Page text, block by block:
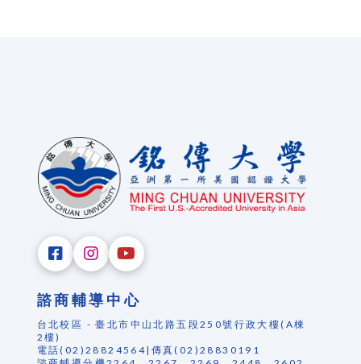
諮商輔導中心
台北校區 - 臺北市中山北路五段250號行政大樓(A棟
2樓)
電話(02)28824564|傳真(02)28830191